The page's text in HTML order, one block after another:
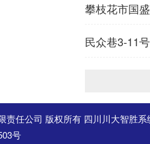
攀枝花市国
民众巷3-11
责任公司 版权所有 四川川大智胜
号